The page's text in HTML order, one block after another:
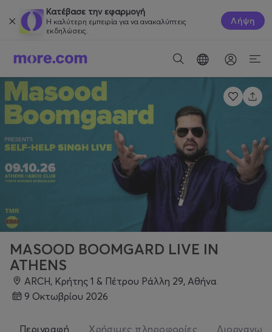
Κατέβασε την εφαρμογή
Η καλύτερη εμπειρία για να ανακαλύπτεις
εκδηλώσεις.
Λήψη
MASOOD BOOMGARD LIVE IN
ATHENS
ARCH, Κρήτης 1 & Πέτρου Ράλλη 29, Αθήνα
9 Οκτωβρίου 2026
Περιγραφή Χρήσιμες πληροφορίες